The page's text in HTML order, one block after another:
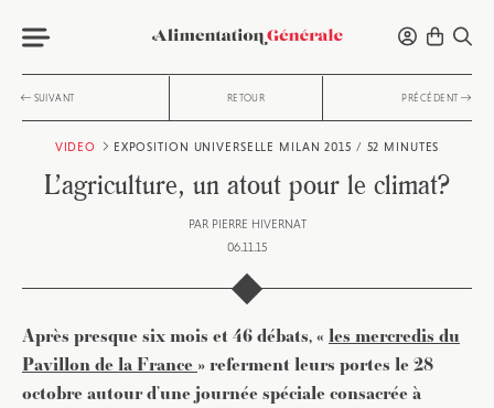
SUIVANT RETOUR PRÉCÉDENT
VIDEO EXPOSITION UNIVERSELLE MILAN 2015 / 52 MINUTES
L’agriculture, un atout pour le climat?
PAR PIERRE HIVERNAT
06.11.15
Après presque six mois et 46 débats, « les mercredis du
Pavillon de la France » referment leurs portes le 28
octobre autour d’une journée spéciale consacrée à